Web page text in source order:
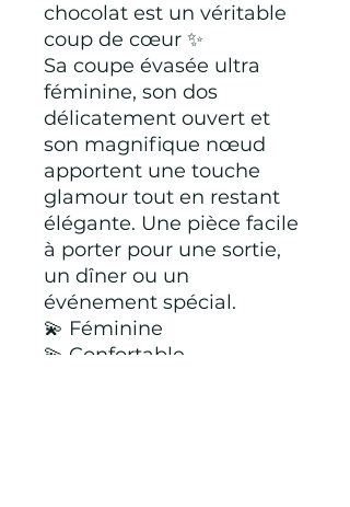
chocolat est un véritable
coup de cœur ✨
Sa coupe évasée ultra
féminine, son dos
délicatement ouvert et
son magnifique nœud
apportent une touche
glamour tout en restant
élégante. Une pièce facile
à porter pour une sortie,
un dîner ou un
événement spécial.
💫 Féminine
💫 Confortable